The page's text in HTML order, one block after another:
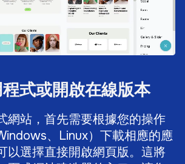
式或開啟在線版本
網站，首先需要根據您的操作
、Linux）下載相應的應
以選擇直接開啟網頁版。這將